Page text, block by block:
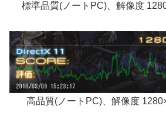
標準品質(ノートPC)、解像度
高品質(ノートPC)、解像度